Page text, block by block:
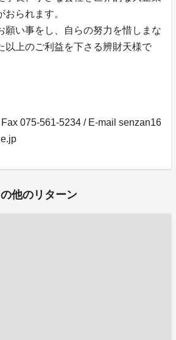
られます。
願い事をし、自らの努力を惜しまな
以上のご利益を下さる辨財天様で
075-561-5234 / E-mail senzan16
他のリターン